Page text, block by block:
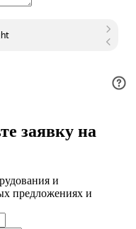
заявку на
и
предложениях и